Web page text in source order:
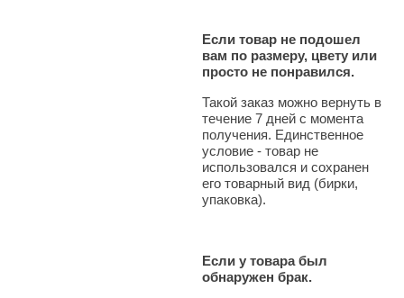
Если товар не подошел
вам по размеру, цвету или
просто не понравился.
Такой заказ можно вернуть в
течение 7 дней с момента
получения. Единственное
условие - товар не
использовался и сохранен
его товарный вид (бирки,
упаковка).
Если у товара был
обнаружен брак.